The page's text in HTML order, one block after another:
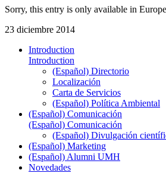
Sorry, this entry is only available in
23 diciembre 2014
Introduction
Introduction
(Español) Directorio
Localización
Carta de Servicios
(Español) Política Ambiental
(Español) Comunicación
(Español) Comunicación
(Español) Divulgación
(Español) Marketing
(Español) Alumni UMH
Novedades